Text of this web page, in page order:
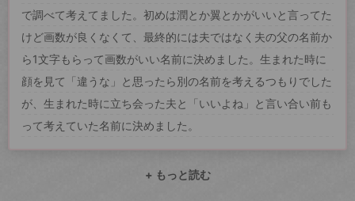
で調べて考えてました。初めは潤とか翼とかがいいと言ってた
けど画数が良くなくて、最終的には夫ではなく夫の父の名前か
ら1文字もらって画数がいい名前に決めました。生まれた時に
顔を見て「違うな」と思ったら別の名前を考えるつもりでした
が、生まれた時に立ち会った夫と「いいよね」と言い合い前も
って考えていた名前に決めました。
+ もっと読む